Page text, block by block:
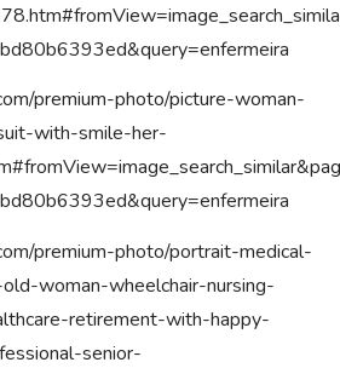
premium-photo/picture-woman-
with-smile-her-
premium-photo/portrait-medical-
woman-wheelchair-nursing-
retirement-with-happy-
senior-